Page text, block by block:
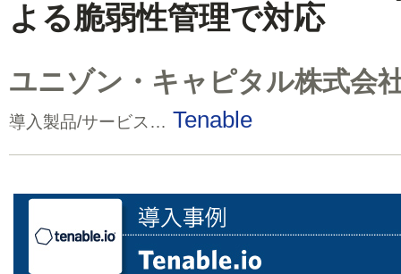
よる脆弱性管理で対応
ユニゾン・キャピタル株式会
導入製品/サービス… Tenable